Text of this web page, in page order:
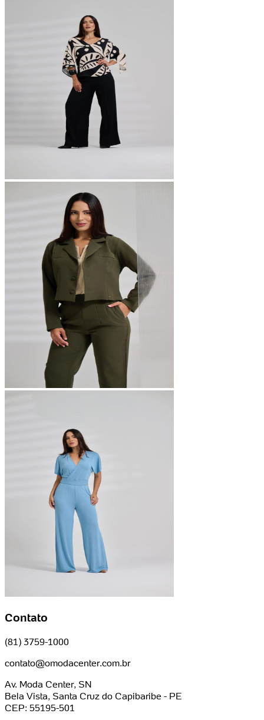
Contato
(81) 3759-1000
contato@omodacenter.com.br
Av. Moda Center, SN
Bela Vista, Santa Cruz do Capibaribe - PE
CEP: 55195-501